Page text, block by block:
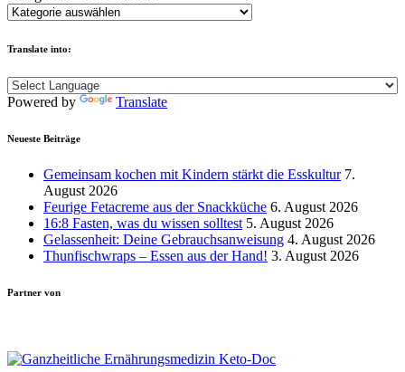
Translate into:
Powered by Translate
Neueste Beiträge
Gemeinsam kochen mit Kindern stärkt die Esskultur 7.
August 2026
Feurige Fetacreme aus der Snackküche 6. August 2026
16:8 Fasten, was du wissen solltest 5. August 2026
Gelassenheit: Deine Gebrauchsanweisung 4. August 2026
Thunfischwraps – Essen aus der Hand! 3. August 2026
Partner von